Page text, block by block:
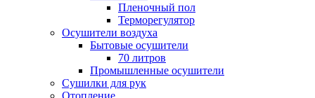
Пленочный пол
Терморегулятор
Осушители воздуха
Бытовые осушители
70 литров
Промышленные осушители
Сушилки для рук
Отопление